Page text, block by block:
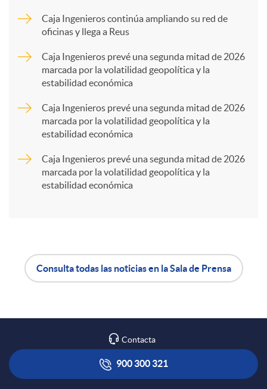
p
a
R
e
Caja Ingenieros continúa ampliando su red de
oficinas y llega a Reus
Caja Ingenieros prevé una segunda mitad de 2026
marcada por la volatilidad geopolítica y la
estabilidad económica
Caja Ingenieros prevé una segunda mitad de 2026
marcada por la volatilidad geopolítica y la
estabilidad económica
Caja Ingenieros prevé una segunda mitad de 2026
marcada por la volatilidad geopolítica y la
estabilidad económica
A
p
l
o
t
Consulta todas las noticias en la Sala de Prensa
Contacta
900 300 321